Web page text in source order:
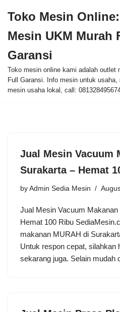
to
content
Toko Mesin
Mesin UKM Murah
Garansi
Toko mesin online kami adalah outlet
Full Garansi. Info mesin untuk usaha,
mesin usaha lokal, call:
Jual Mesin Vacuum
Surakarta – Hemat
by Admin Sedia Mesin
Jual Mesin Vacuum
Hemat 100 Ribu
makanan MURAH di
Untuk respon cepat, silahkan
sekarang juga. Selain mudah